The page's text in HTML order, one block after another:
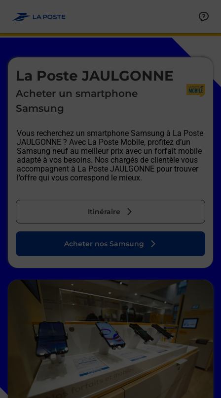
La Poste JAULGONNE
Acheter un smartphone
Samsung
Vous recherchez un smartphone Samsung à La Poste
JAULGONNE ? Avec La Poste Mobile, profitez d’un
Samsung neuf au meilleur prix avec un forfait mobile
adapté à vos besoins. Nos chargés de clientèle vous
accompagnent à La Poste JAULGONNE pour trouver
l’offre qui vous correspond le mieux.
Itinéraire
Le lien s'ouvre dans un nouvel onglet
Acheter nos Samsung